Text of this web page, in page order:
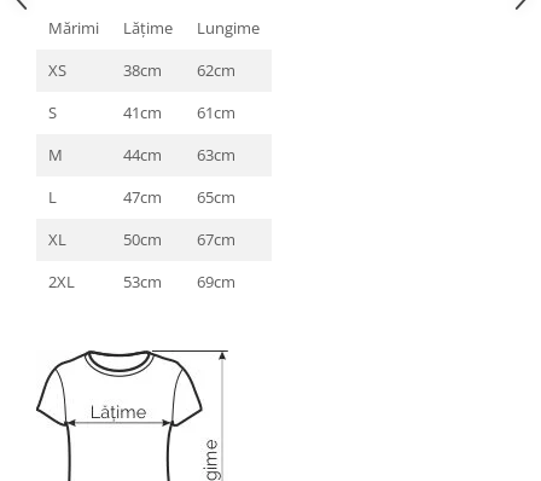
Mărimi Lăţime
Lungime
XS
38cm
62cm
S
41cm
61cm
M
44cm
63cm
L
47cm
65cm
XL
50cm
67cm
2XL
53cm 69cm